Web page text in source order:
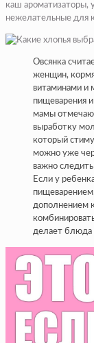
каш ароматизаторы,
нежелательные для
Овсянка
женщин,
витаминами и
пищеварения
мамы
выработку
который
можно уже
важно
Если у
дополнением
делает блюда